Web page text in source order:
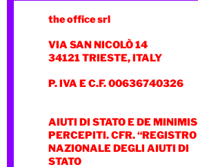
the office srl
VIA SAN NICOLÒ 14
34121 TRIESTE, ITALY
P. IVA E C.F. 00636740326
AIUTI DI STATO E DE MINIMIS
PERCEPITI. CFR. “REGISTRO
NAZIONALE DEGLI AIUTI DI
STATO